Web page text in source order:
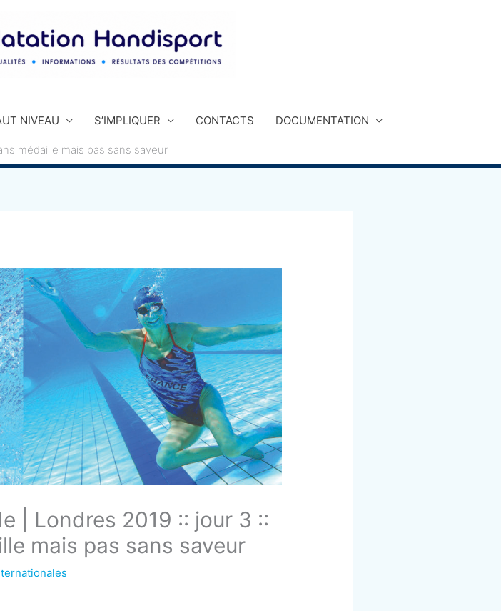
NIVEAU S’IMPLIQUER CONTACTS DOCUMENTATION
médaille mais pas sans saveur
| Londres 2019 :: jour 3 ::
mais pas sans saveur